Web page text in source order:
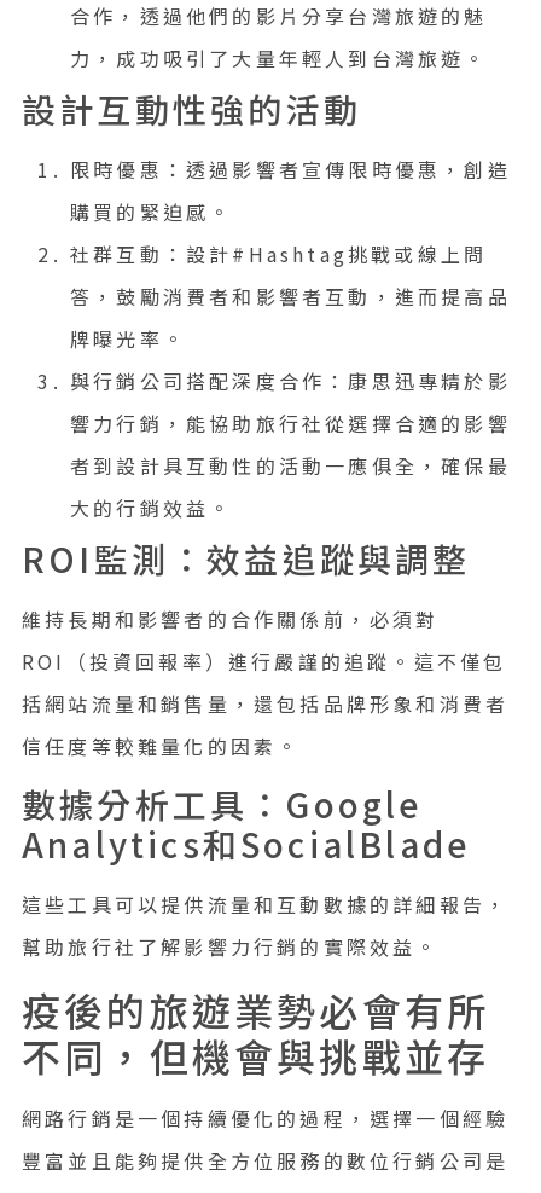
合作，透過他們的影片分享台灣旅遊的魅
力，成功吸引了大量年輕人到台灣旅遊。
設計互動性強的活動
限時優惠：透過影響者宣傳限時優惠，創造
購買的緊迫感。
社群互動：設計#Hashtag挑戰或線上問
答，鼓勵消費者和影響者互動，進而提高品
牌曝光率。
與行銷公司搭配深度合作：康思迅專精於影
響力行銷，能協助旅行社從選擇合適的影響
者到設計具互動性的活動一應俱全，確保最
大的行銷效益。
ROI監測：效益追蹤與調整
維持長期和影響者的合作關係前，必須對
ROI（投資回報率）進行嚴謹的追蹤。這不僅包
括網站流量和銷售量，還包括品牌形象和消費者
信任度等較難量化的因素。
數據分析工具：Google
Analytics和SocialBlade
這些工具可以提供流量和互動數據的詳細報告，
幫助旅行社了解影響力行銷的實際效益。
疫後的旅遊業勢必會有所
不同，但機會與挑戰並存
網路行銷是一個持續優化的過程，選擇一個經驗
豐富並且能夠提供全方位服務的數位行銷公司是